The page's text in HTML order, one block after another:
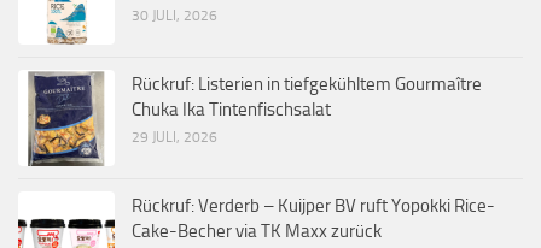
30 JULI, 2026
Rückruf: Listerien in tiefgekühltem Gourmaître
Chuka Ika Tintenfischsalat
29 JULI, 2026
Rückruf: Verderb – Kuijper BV ruft Yopokki Rice-
Cake-Becher via TK Maxx zurück